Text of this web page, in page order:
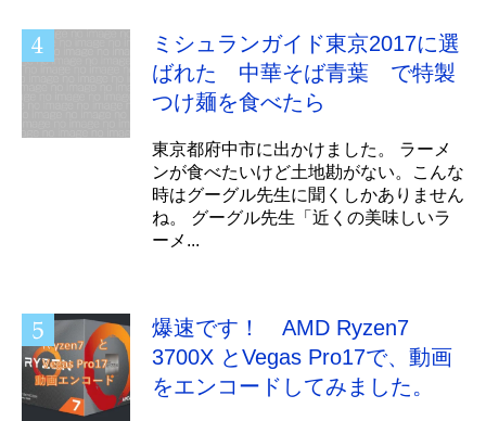
ミシュランガイド東京2017に選
ばれた 中華そば青葉 で特製
つけ麺を食べたら
東京都府中市に出かけました。 ラーメ
ンが食べたいけど土地勘がない。こんな
時はグーグル先生に聞くしかありません
ね。 グーグル先生「近くの美味しいラ
ーメ...
爆速です！ AMD Ryzen7
3700X とVegas Pro17で、動画
をエンコードしてみました。